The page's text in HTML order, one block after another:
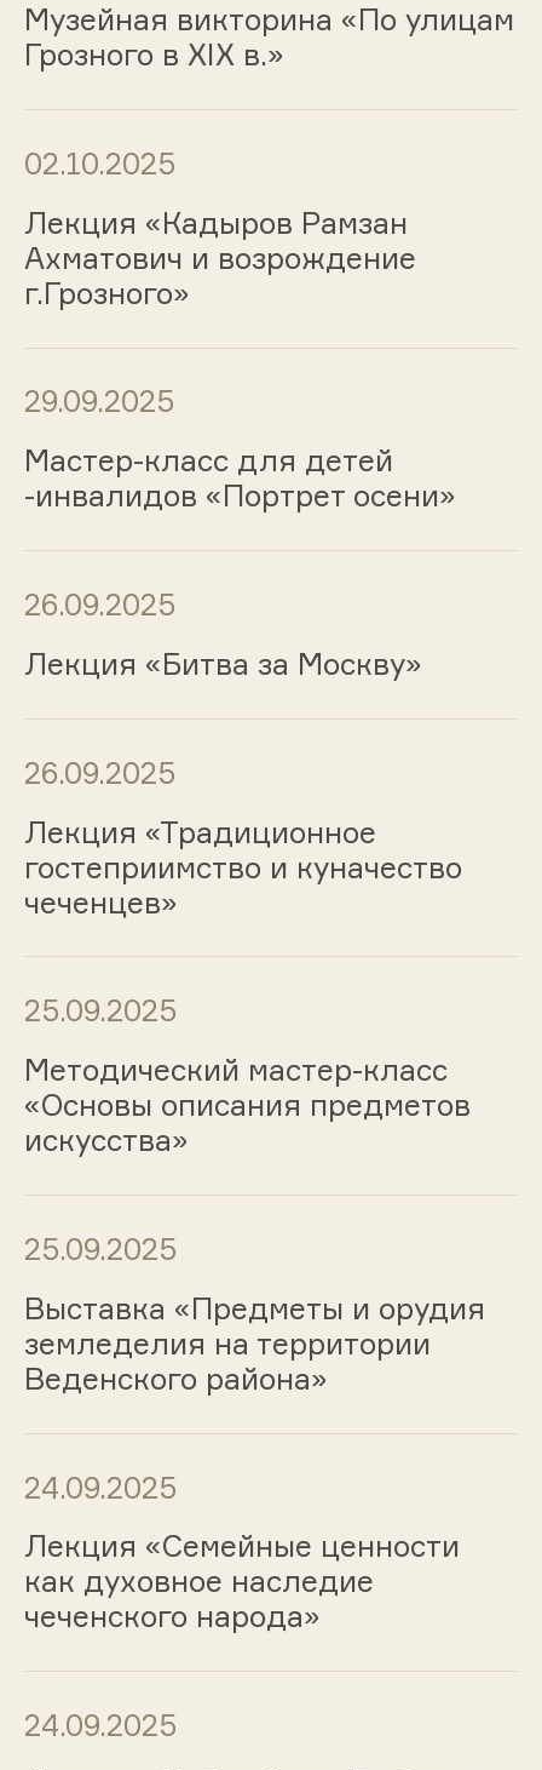
Музейная викторина «По улицам
Грозного в XIX в.»
02.10.2025
Лекция «Кадыров Рамзан
Ахматович и возрождение
г.Грозного»
29.09.2025
Мастер-класс для детей
-инвалидов «Портрет осени»
26.09.2025
Лекция «Битва за Москву»
26.09.2025
Лекция «Традиционное
гостеприимство и куначество
чеченцев»
25.09.2025
Методический мастер-класс
«Основы описания предметов
искусства»
25.09.2025
Выставка «Предметы и орудия
земледелия на территории
Веденского района»
24.09.2025
Лекция «Семейные ценности
как духовное наследие
чеченского народа»
24.09.2025